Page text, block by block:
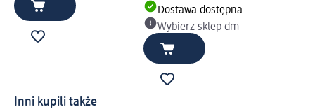
Dostawa dostępna
Wybierz sklep dm
Inni kupili także